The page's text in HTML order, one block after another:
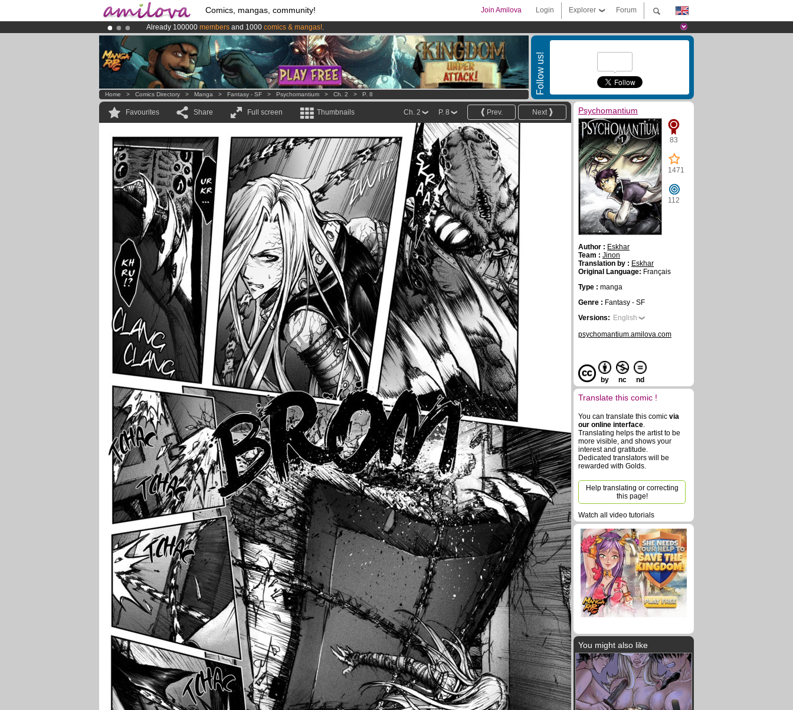
Comics, mangas, community! Forum
Explorer
Login
Join Amilova
Already 100000 members and 1000 comics & mangas!.
AmilovaKickstarter is now LIVE!.
Premium membership from3.95 euros per month !Get membership now
Follow us!
Home > Comics Directory > Manga > Fantasy - SF > Psychomantium > Ch. 2 > P. 8
Favourites Share Full screen Thumbnails Next
Prev.
P. 8
Ch. 2
.
Psychomantium
83
1471
112
Author : Eskhar
Team : Jinon
Translation by : Eskhar
Original Language: Français
Type : manga
Genre : Fantasy - SF
Versions: English
psychomantium.amilova.com
by nc nd
Translate this comic !
You can translate this comic via
our online interface.
Translating helps the artist to be
more visible, and shows your
interest and gratitude.
Dedicated translators will be
rewarded with Golds.
Help translating or correcting
this page!
Watch all video tutorials
You might also like